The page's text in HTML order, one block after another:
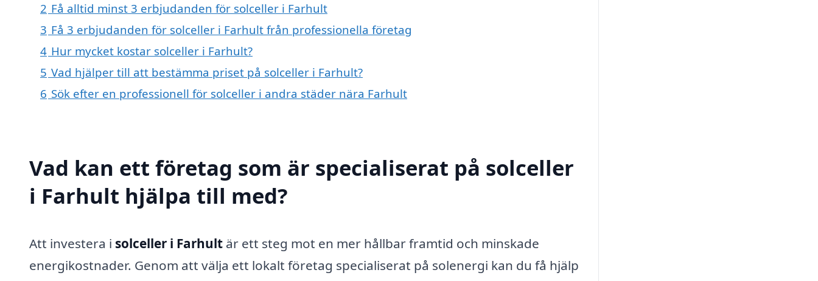
2 Få alltid minst 3 erbjudanden för solceller i Farhult
3 Få 3 erbjudanden för solceller i Farhult från professionella företag
4 Hur mycket kostar solceller i Farhult?
5 Vad hjälper till att bestämma priset på solceller i Farhult?
6 Sök efter en professionell för solceller i andra städer nära Farhult
Vad kan ett företag som är specialiserat på solceller
i Farhult hjälpa till med?
Att investera i solceller i Farhult är ett steg mot en mer hållbar framtid och minskade
energikostnader. Genom att välja ett lokalt företag specialiserat på solenergi kan du få hjälp